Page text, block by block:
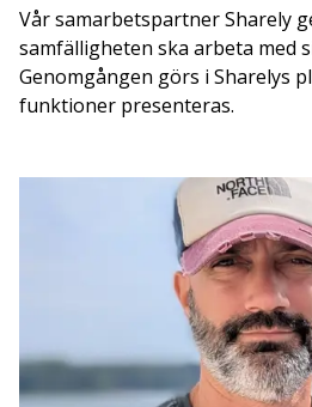
Vår samarbetspartner Sharely
samfälligheten ska arbeta med
Genomgången görs i Sharelys
funktioner presenteras.